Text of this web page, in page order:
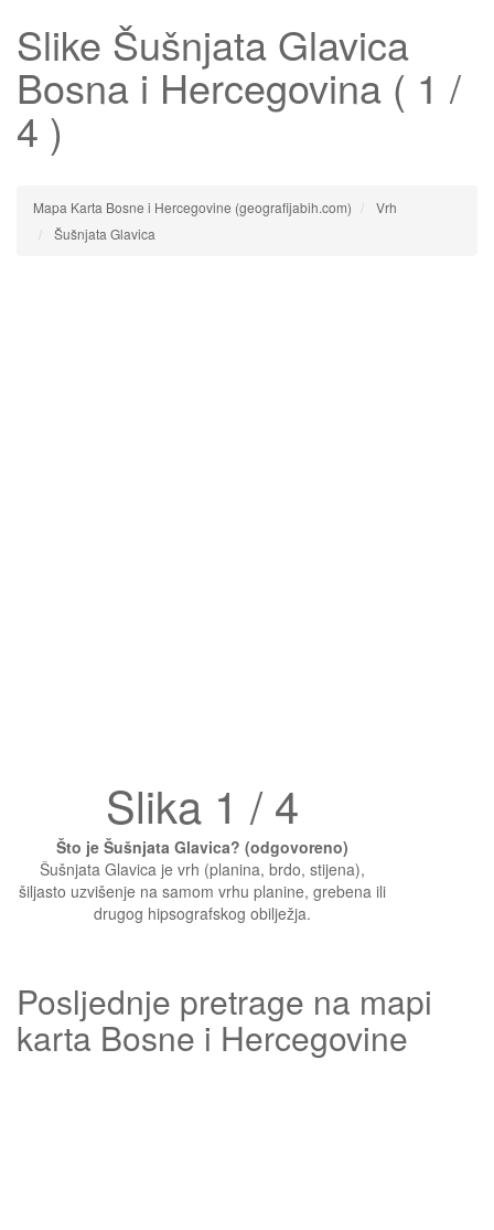
Slike Šušnjata Glavica
Bosna i Hercegovina ( 1 /
4 )
Mapa Karta Bosne i Hercegovine (geografijabih.com)
Vrh
Šušnjata Glavica
Slika 1 / 4
Što je Šušnjata Glavica? (odgovoreno)
Šušnjata Glavica je vrh (planina, brdo, stijena),
šiljasto uzvišenje na samom vrhu planine, grebena ili
drugog hipsografskog obilježja.
Posljednje pretrage na mapi
karta Bosne i Hercegovine